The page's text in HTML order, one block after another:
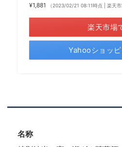
¥1,881 （2023/02/21 08:11時点 | 楽天市
楽天市場
Yahooショッ
名称